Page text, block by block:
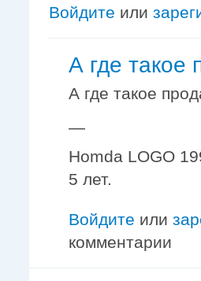
Войдите или
А где такое
А где такое
—
Homda LOGO
5 лет.
Войдите или
комментарии